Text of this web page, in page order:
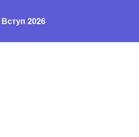
Вступ 2026